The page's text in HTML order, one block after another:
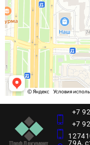
+7
+7
79А,